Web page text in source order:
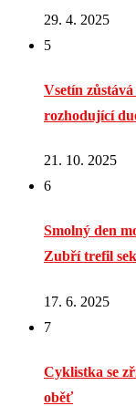
29. 4. 2025
5
Vsetín
rozhodující
21. 10. 2025
6
Smolný den
Zubří trefil
17. 6. 2025
7
Cyklistka se
oběť